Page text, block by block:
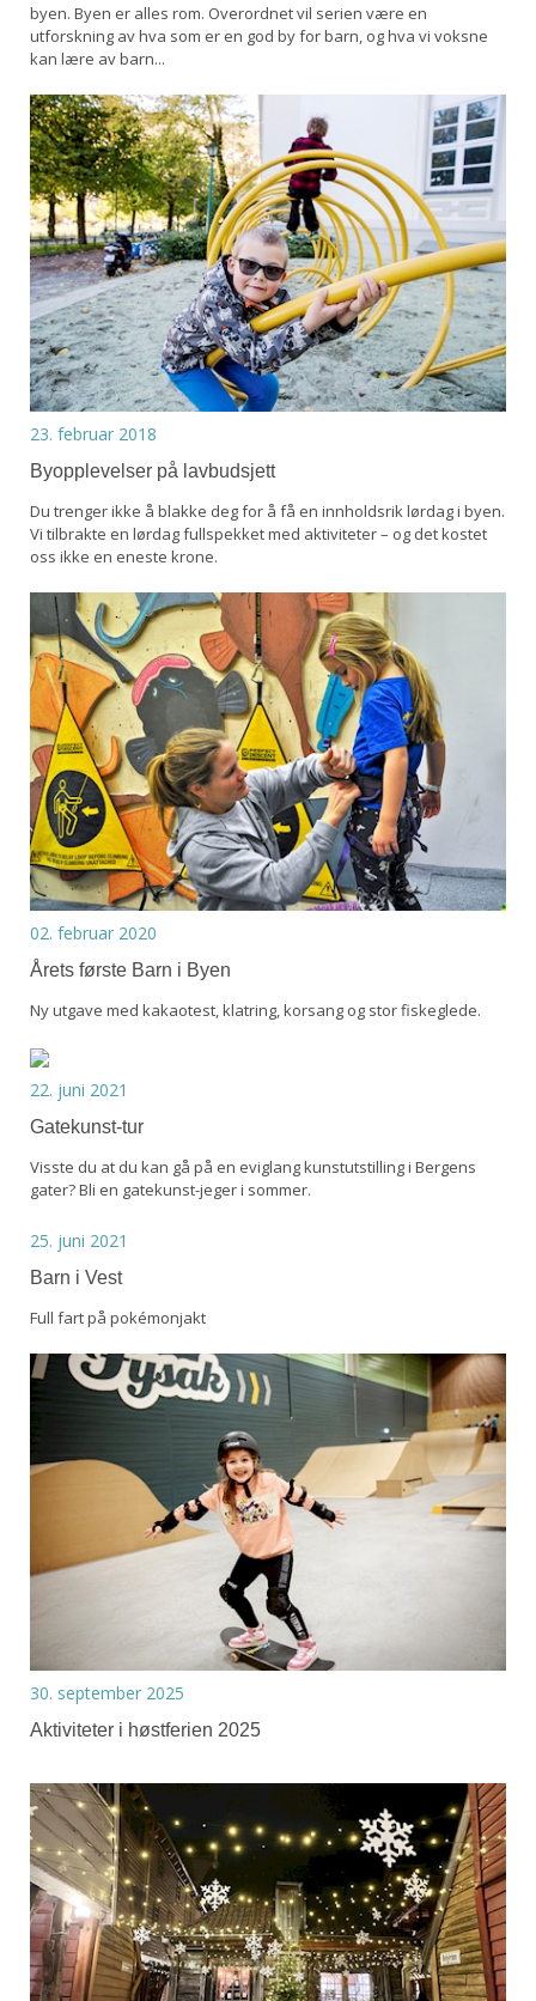
byen. Byen er alles rom. Overordnet vil serien være en
utforskning av hva som er en god by for barn, og hva vi voksne
kan lære av barn...
23. februar 2018
Byopplevelser på lavbudsjett
Du trenger ikke å blakke deg for å få en innholdsrik lørdag i byen.
Vi tilbrakte en lørdag fullspekket med aktiviteter – og det kostet
oss ikke en eneste krone.
02. februar 2020
Årets første Barn i Byen
Ny utgave med kakaotest, klatring, korsang og stor fiskeglede.
22. juni 2021
Gatekunst-tur
Visste du at du kan gå på en eviglang kunstutstilling i Bergens
gater? Bli en gatekunst-jeger i sommer.
25. juni 2021
Barn i Vest
Full fart på pokémonjakt
30. september 2025
Aktiviteter i høstferien 2025